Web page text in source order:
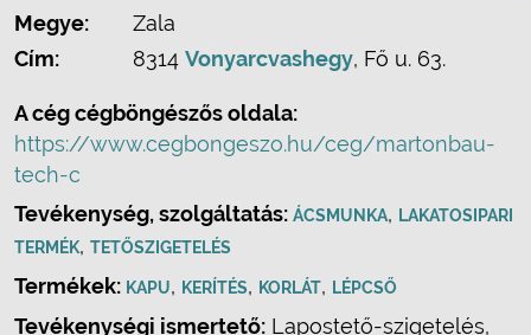
Megye:
Zala
Cím:
8314 Vonyarcvashegy, Fő u. 63.
A cég cégböngészős oldala:
https://www.cegbongeszo.hu/ceg/martonbau-
tech-c
Tevékenység, szolgáltatás: ÁCSMUNKA, LAKATOSIPARI
TERMÉK, TETŐSZIGETELÉS
Termékek: KAPU, KERÍTÉS, KORLÁT, LÉPCSŐ
Tevékenységi ismertető: Lapostető-szigetelés,